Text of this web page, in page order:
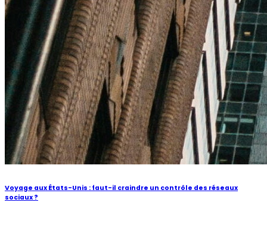
Voyage aux États-Unis : faut-il craindre un contrôle des réseaux
sociaux ?